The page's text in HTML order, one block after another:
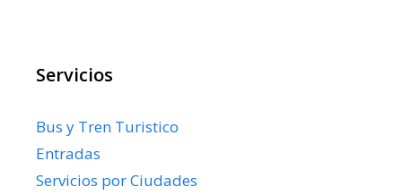
Servicios
Bus y Tren Turistico
Entradas
Servicios por Ciudades